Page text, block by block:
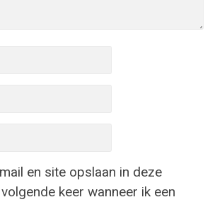
en site opslaan in deze
keer wanneer ik een